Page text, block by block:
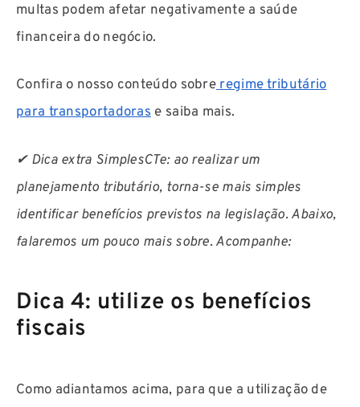
multas podem afetar negativamente a saúde
financeira do negócio.
Confira o nosso conteúdo sobreregime tributário
para transportadoras e saiba mais.
✔ Dica extra SimplesCTe: ao realizar um
planejamento tributário, torna-se mais simples
identificar benefícios previstos na legislação. Abaixo,
falaremos um pouco mais sobre. Acompanhe:
Dica 4: utilize os benefícios
fiscais
Como adiantamos acima, para que a utilização de